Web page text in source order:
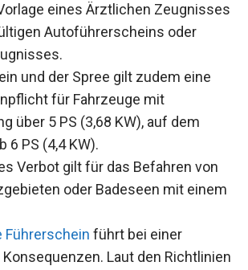
eines Ärztlichen Zeugnisses
Autoführerscheins oder
und der Spree gilt zudem eine
für Fahrzeuge mit
über 5 PS (3,68 KW), auf dem
6 PS (4,4 KW).
Verbot gilt für das Befahren von
oder Badeseen mit einem
Führerschein führt bei einer
Laut den Richtlinien